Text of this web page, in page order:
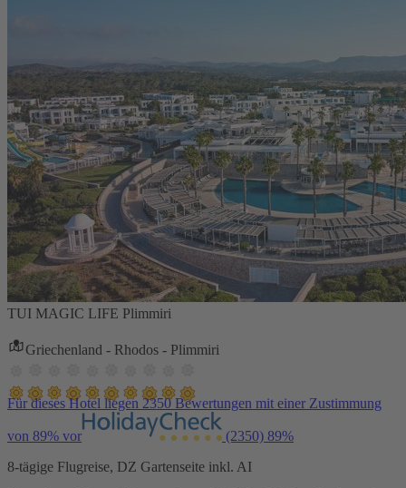
TUI MAGIC LIFE Plimmiri
Griechenland - Rhodos - Plimmiri
Für dieses Hotel liegen 2350 Bewertungen mit einer Zustimmung
von 89% vor (2350) 89%
8-tägige Flugreise, DZ Gartenseite inkl. AI